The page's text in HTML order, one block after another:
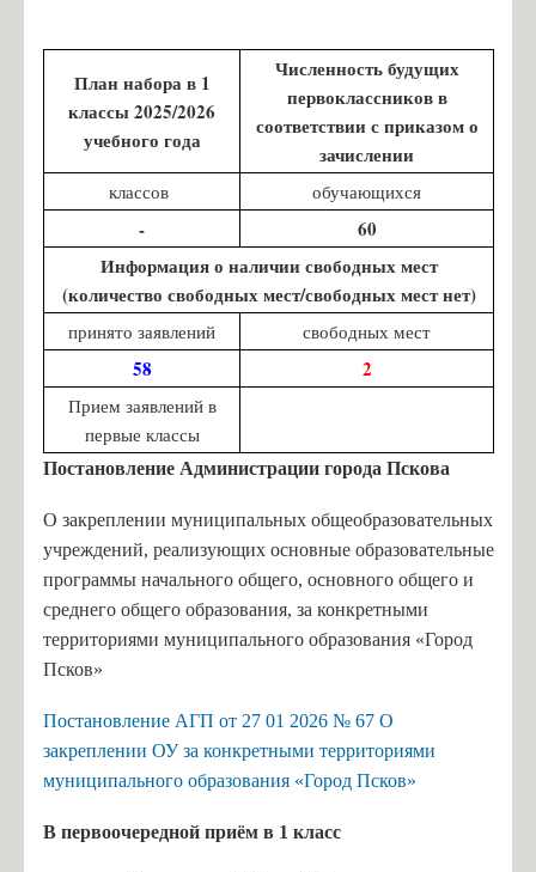
План набора в 1
классы 2025/2026
учебного года
Численность будущих
первоклассников в
соответствии с приказом о
зачислении
классов обучающихся
-
60
Информация о наличии свободных мест
(количество свободных мест/свободных мест нет)
принято заявлений свободных мест
58 2
Прием заявлений в
первые классы
Постановление Администрации города Пскова
О закреплении муниципальных общеобразовательных
учреждений, реализующих основные образовательные
программы начального общего, основного общего и
среднего общего образования, за конкретными
территориями муниципального образования «Город
Псков»
Постановление АГП от 27 01 2026 № 67 О
закреплении ОУ за конкретными территориями
муниципального образования «Город Псков»
В первоочередной приём в 1 класс